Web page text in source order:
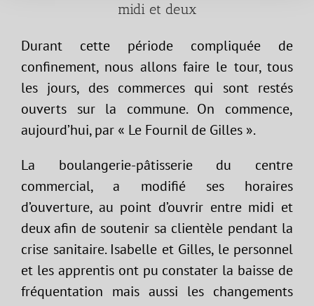
midi et deux
Durant cette période compliquée de
confinement, nous allons faire le tour, tous
les jours, des commerces qui sont restés
ouverts sur la commune. On commence,
aujourd’hui, par « Le Fournil de Gilles ».
La boulangerie-pâtisserie du centre
commercial, a modifié ses horaires
d’ouverture, au point d’ouvrir entre midi et
deux afin de soutenir sa clientèle pendant la
crise sanitaire. Isabelle et Gilles, le personnel
et les apprentis ont pu constater la baisse de
fréquentation mais aussi les changements